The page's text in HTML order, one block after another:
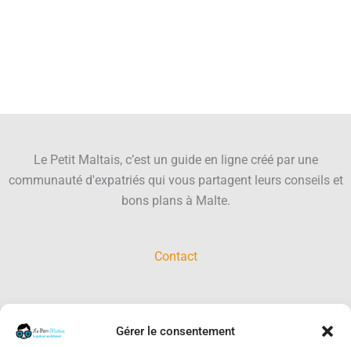
Gérer le consentement
Le Petit Maltais, c’est un guide en ligne créé par une
communauté d'expatriés qui vous partagent leurs conseils et
bons plans à Malte.
Contact